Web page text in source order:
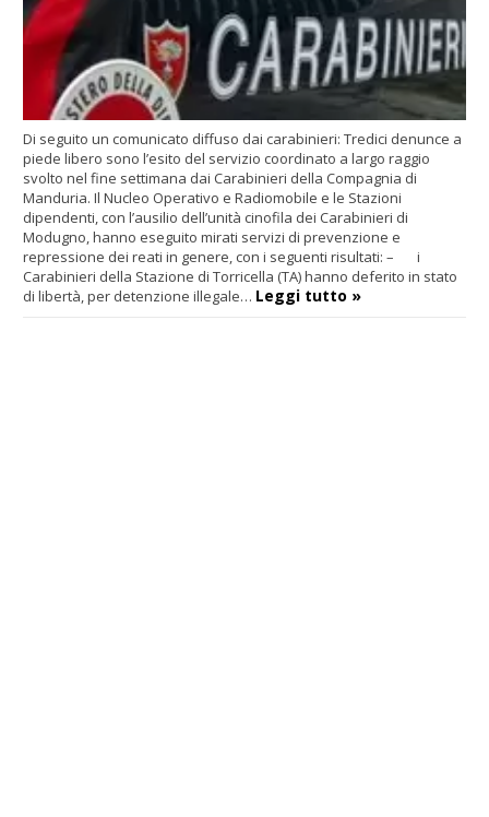
Di seguito un comunicato diffuso dai carabinieri: Tredici denunce a
piede libero sono l’esito del servizio coordinato a largo raggio
svolto nel fine settimana dai Carabinieri della Compagnia di
Manduria. Il Nucleo Operativo e Radiomobile e le Stazioni
dipendenti, con l’ausilio dell’unità cinofila dei Carabinieri di
Modugno, hanno eseguito mirati servizi di prevenzione e
repressione dei reati in genere, con i seguenti risultati: – i
Carabinieri della Stazione di Torricella (TA) hanno deferito in stato
di libertà, per detenzione illegale… Leggi tutto »